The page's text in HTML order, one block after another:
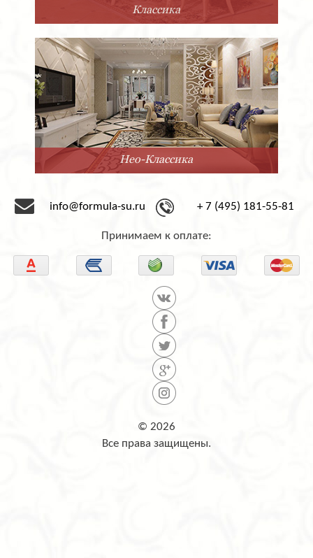
Классика
Нео-Классика
info@formula-su.ru + 7 (495) 181-55-81
Принимаем к оплате:
© 2026
Все права защищены.